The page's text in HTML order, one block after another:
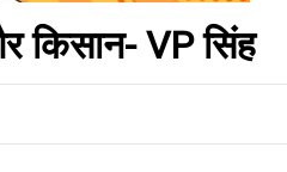
किसान- VP सिंह